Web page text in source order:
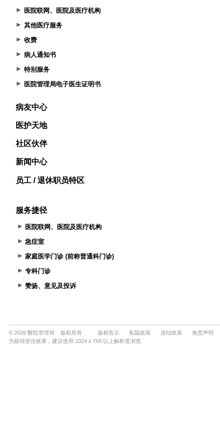
医院联网、医院及医疗机构
其他医疗服务
收费
病人通知书
特别服务
医院管理局电子医生证明书
病友中心
医护天地
社区伙伴
新闻中心
员工 / 退休职员特区
服务捷径
医院联网、医院及医疗机构
急症室
家庭医学门诊 (前称普通科门诊)
专科门诊
赞扬、意见及投诉
© 2026 醫院管理局 版权所有 版权告示 私隐政策 连结政策
免责声明
为获得至佳效果，建议使用 1024 x 768 以上解析度浏览